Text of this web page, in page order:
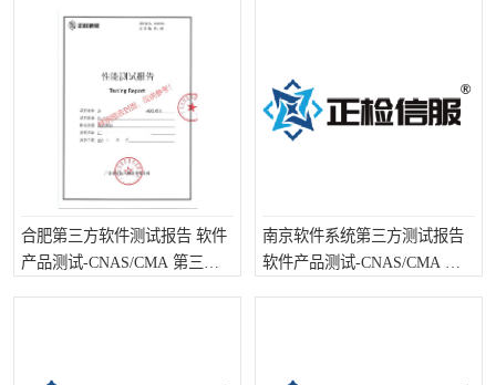
合肥第三方软件测试报告 软件
产品测试-CNAS/CMA 第三方
南京软件系统第三方测试报告
软件产品测试-CNAS/CMA 检